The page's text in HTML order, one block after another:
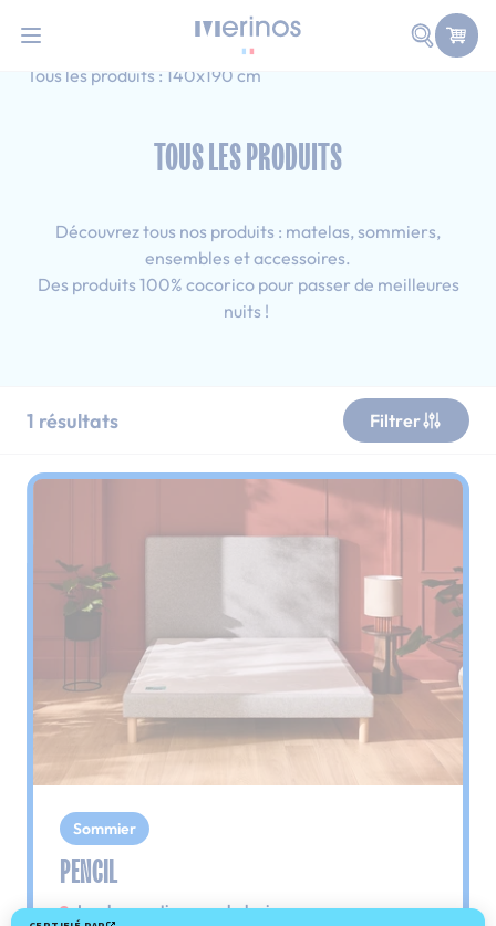
Faire
Accueil
Simple
Tous les produits : 140x190 cm
TOUS LES PRODUITS
Découvrez tous nos produits : matelas, sommiers,
ensembles et accessoires.
Des produits 100% cocorico pour passer de meilleures
nuits !
1 résultats Filtrer
Sommier
PENCIL
Le plus : soutien morphologique